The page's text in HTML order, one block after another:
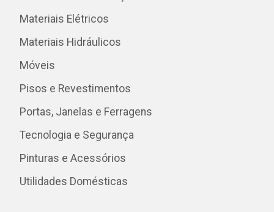
Materiais Elétricos
Materiais Hidráulicos
Móveis
Pisos e Revestimentos
Portas, Janelas e Ferragens
Tecnologia e Segurança
Pinturas e Acessórios
Utilidades Domésticas